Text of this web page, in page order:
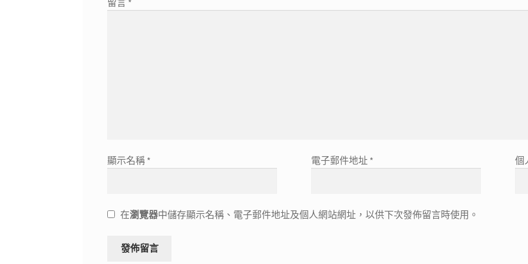
留言 *
顯示名稱 * 電子郵件地址 * 個
在瀏覽器中儲存顯示名稱、電子郵件地址及個人網站網址，以供下次發佈留言時使用。